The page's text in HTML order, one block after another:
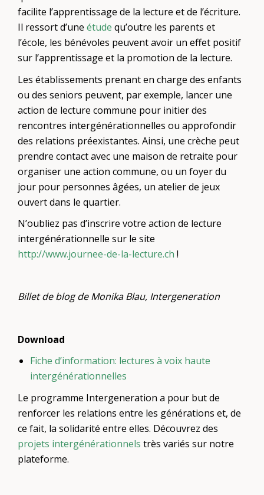
facilite l’apprentissage de la lecture et de l’écriture.
Il ressort d’uneétude qu’outre les parents et
l’école, les bénévoles peuvent avoir un effet positif
sur l’apprentissage et la promotion de la lecture.
Les établissements prenant en charge des enfants
ou des seniors peuvent, par exemple, lancer une
action de lecture commune pour initier des
rencontres intergénérationnelles ou approfondir
des relations préexistantes. Ainsi, une crèche peut
prendre contact avec une maison de retraite pour
organiser une action commune, ou un foyer du
jour pour personnes âgées, un atelier de jeux
ouvert dans le quartier.
N’oubliez pas d’inscrire votre action de lecture
intergénérationnelle sur le site
http://www.journee-de-la-lecture.ch !
Billet de blog de Monika Blau, Intergeneration
Download
Fiche d’information: lectures à voix haute
intergénérationnelles
Le programme Intergeneration a pour but de
renforcer les relations entre les générations et, de
ce fait, la solidarité entre elles. Découvrez des
projets intergénérationnels très variés sur notre
plateforme.